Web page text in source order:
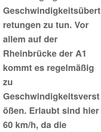
& bereinigen
8.0.0.2193
Entwickler
8.0.0.2176
Überblick
Geschwindigkeitsübert
retungen zu tun. Vor
allem auf der
Rheinbrücke der A1
kommt es regelmäßig
zu
Geschwindigkeitsverst
ößen. Erlaubt sind hier
60 km/h, da die